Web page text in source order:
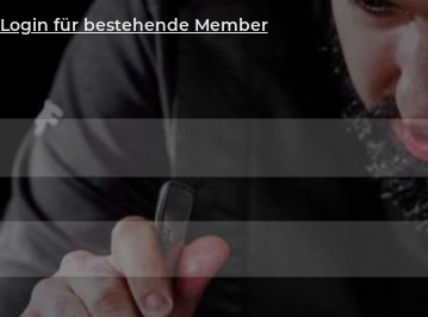
Login für bestehende Member